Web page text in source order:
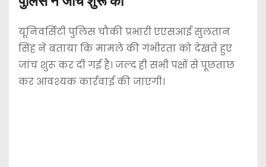
यूनिवर्सिटी पुलिस चौकी प्रभारी एएसआई सुलतान
सिंह ने बताया कि मामले की गंभीरता को देखते हुए
जांच शुरू कर दी गई है। जल्द ही सभी पक्षों से पूछताछ
कर आवश्यक कार्रवाई की जाएगी।